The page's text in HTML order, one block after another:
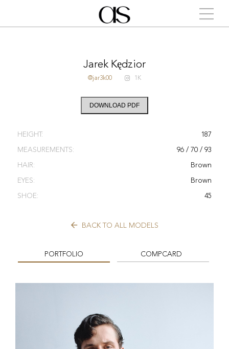
Jarek Kędzior
@jar3k00 1K
DOWNLOAD PDF
HEIGHT: 187
MEASUREMENTS: 96 / 70 / 93
HAIR: Brown
EYES: Brown
SHOE: 45
BACK TO ALL MODELS
PORTFOLIO COMPCARD